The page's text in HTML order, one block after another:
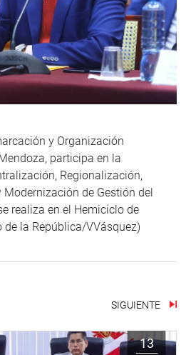
y Organización
participa en la
Regionalización,
Modernización de Gestión del
realiza en el Hemiciclo de
de la República/VVásquez)
SIGUIENTE
13